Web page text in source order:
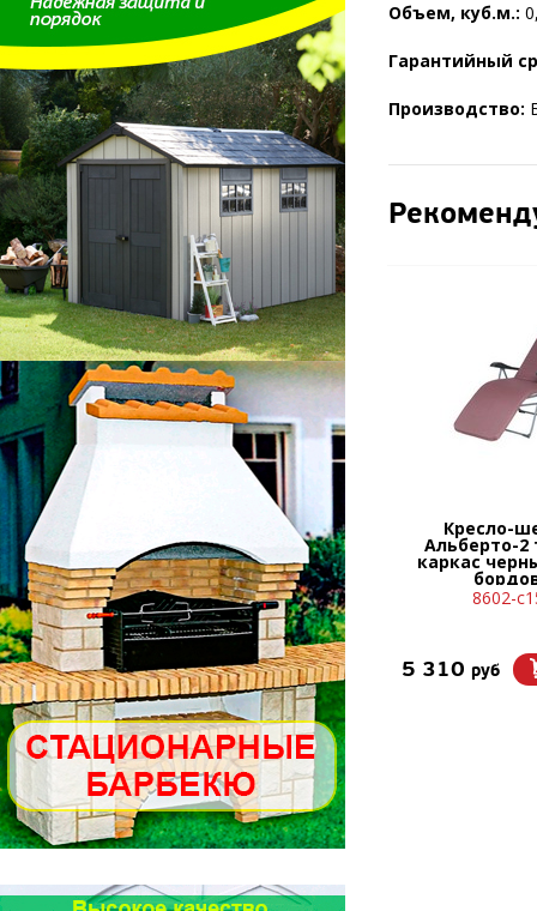
Объем, куб.м.:
Гарантийный
Производство:
Кресло-
Альберто-2
каркас
8602-
5 310 руб